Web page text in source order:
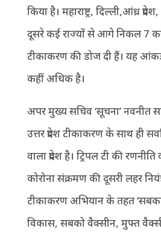
किया है। महाराष्ट्र, दिल्ली,आंध्र
दूसरे कई राज्यों से आगे निकल 7
टीकाकरण की डोज दी हैं। यह
कहीं अधिक है।
अपर मुख्य सचिव ‘सूचना’ नवनीत
उत्तर प्रदेश टीकाकरण के साथ ही
वाला प्रदेश है। ट्रिपल टी की
कोरोना संक्रमण की दूसरी लहर
टीकाकरण अभियान के तहत
विकास, सबको वैक्सीन, मुफ्त